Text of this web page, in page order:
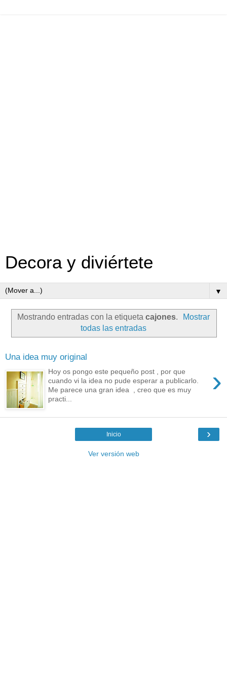
Decora y diviértete
▼
Mostrando entradas con la etiqueta cajones.
Mostrar
todas las entradas
Una idea muy original
›
Hoy os pongo este pequeño post , por que
cuando vi la idea no pude esperar a publicarlo.
Me parece una gran idea , creo que es muy
practi...
›
Inicio
Ver versión web